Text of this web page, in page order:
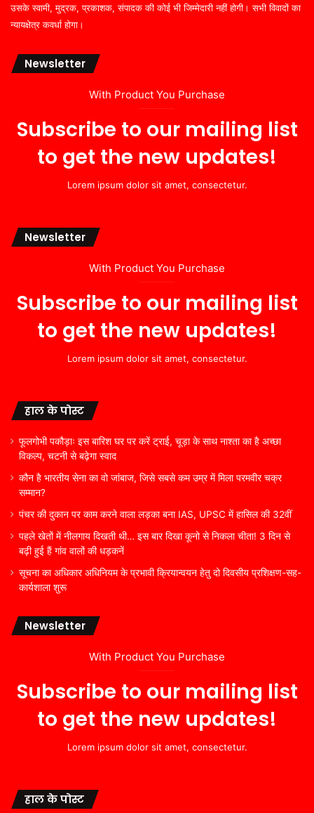
उसके स्वामी, मुद्रक, प्रकाशक, संपादक की कोई भी जिम्मेदारी नहीं होगी। सभी विवादों का
न्यायक्षेत्र कवर्धा होगा।
Newsletter
With Product You Purchase
Subscribe to our mailing list
to get the new updates!
Lorem ipsum dolor sit amet, consectetur.
Newsletter
With Product You Purchase
Subscribe to our mailing list
to get the new updates!
Lorem ipsum dolor sit amet, consectetur.
हाल के पोस्ट
फूलगोभी पकौड़ाः इस बारिश घर पर करें ट्राई, चूड़ा के साथ नाश्ता का है अच्छा
विकल्प, चटनी से बढ़ेगा स्वाद
कौन है भारतीय सेना का वो जांबाज, जिसे सबसे कम उम्र में मिला परमवीर चक्र
सम्मान?
पंचर की दुकान पर काम करने वाला लड़का बना IAS, UPSC में हासिल की 32वीं
पहले खेतों में नीलगाय दिखती थी… इस बार दिखा कूनो से निकला चीता! 3 दिन से
बढ़ी हुई हैं गांव वालों की धड़कनें
सूचना का अधिकार अधिनियम के प्रभावी क्रियान्वयन हेतु दो दिवसीय प्रशिक्षण-सह-
कार्यशाला शुरू
Newsletter
With Product You Purchase
Subscribe to our mailing list
to get the new updates!
Lorem ipsum dolor sit amet, consectetur.
हाल के पोस्ट